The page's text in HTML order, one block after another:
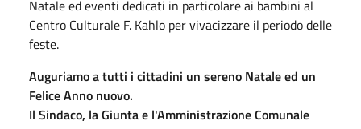
Natale ed eventi dedicati in particolare ai bambini al
Centro Culturale F. Kahlo per vivacizzare il periodo delle
feste.
Auguriamo a tutti i cittadini un sereno Natale ed un
Felice Anno nuovo.
Il Sindaco, la Giunta e l'Amministrazione Comunale